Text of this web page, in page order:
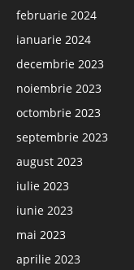
februarie 2024
ianuarie 2024
decembrie 2023
noiembrie 2023
octombrie 2023
septembrie 2023
august 2023
iulie 2023
iunie 2023
mai 2023
aprilie 2023